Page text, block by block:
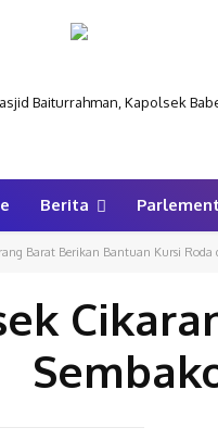
Baiturrahman, Kapolsek
Berita
Barat Berikan Bantuan Kursi